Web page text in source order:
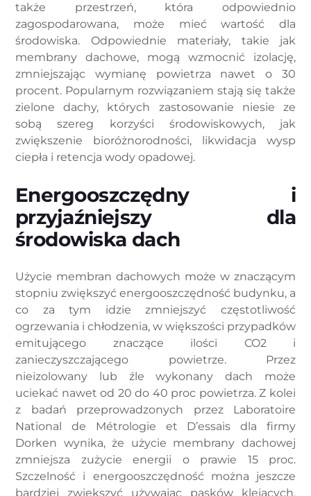
także przestrzeń, która odpowiednio
zagospodarowana, może mieć wartość dla
środowiska. Odpowiednie materiały, takie jak
membrany dachowe, mogą wzmocnić izolację,
zmniejszając wymianę powietrza nawet o 30
procent. Popularnym rozwiązaniem stają się także
zielone dachy, których zastosowanie niesie ze
sobą szereg korzyści środowiskowych, jak
zwiększenie bioróżnorodności, likwidacja wysp
ciepła i retencja wody opadowej.
Energooszczędny i
przyjaźniejszy dla
środowiska dach
Użycie membran dachowych może w znaczącym
stopniu zwiększyć energooszczędność budynku, a
co za tym idzie zmniejszyć częstotliwość
ogrzewania i chłodzenia, w większości przypadków
emitującego znaczące ilości CO2 i
zanieczyszczającego powietrze. Przez
nieizolowany lub źle wykonany dach może
uciekać nawet od 20 do 40 proc powietrza. Z kolei
z badań przeprowadzonych przez Laboratoire
National de Métrologie et D’essais dla firmy
Dorken wynika, że użycie membrany dachowej
zmniejsza zużycie energii o prawie 15 proc.
Szczelność i energooszczędność można jeszcze
bardziej zwiększyć używając pasków klejących,